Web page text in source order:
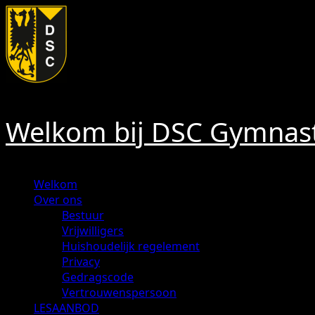
Ga
naar
de
inhoud
Welkom bij DSC
Primair
menu
Welkom
Over ons
Bestuur
Vrijwilligers
Huishoudelijk regelement
Privacy
Gedragscode
Vertrouwenspersoon
LESAANBOD